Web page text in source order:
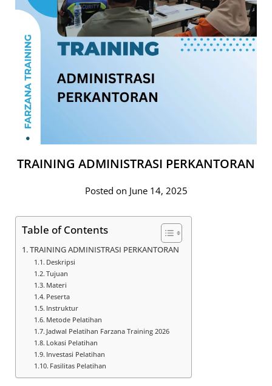
TRAINING ADMINISTRASI PERKANTORAN
Posted on June 14, 2025
Table of Contents
TRAINING ADMINISTRASI PERKANTORAN
Deskripsi
Tujuan
Materi
Peserta
Instruktur
Metode Pelatihan
Jadwal Pelatihan Farzana Training 2026
Lokasi Pelatihan
Investasi Pelatihan
Fasilitas Pelatihan